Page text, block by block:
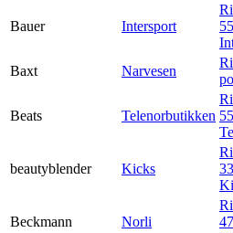
Bauer Intersport
Baxt
Narvesen
Beats Telenorbutikken
beautyblender Kicks
Beckmann Norli